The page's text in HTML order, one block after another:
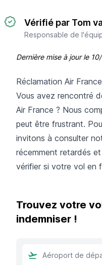
Vérifié par Tom
Responsable de
Dernière mise à jour le
Réclamation Air
Vous avez rencontré
Air France ? Nous
peut être frustrant.
invitons à consulter
récemment retardés
vérifier si votre vol en
Trouvez votre
indemniser !